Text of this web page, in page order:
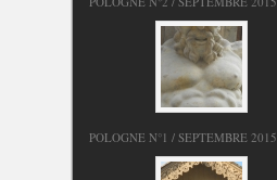
POLOGNE N°1 / SEPTEMBRE 2015